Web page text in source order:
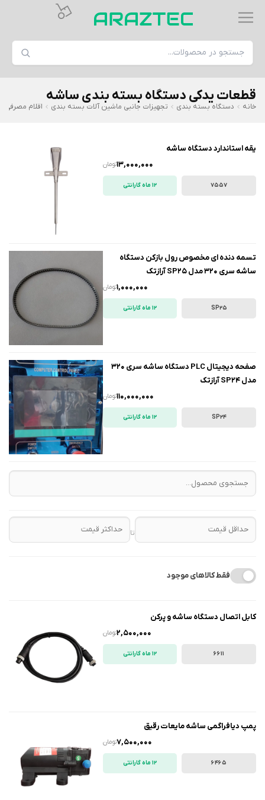
قطعات یدکی دستگاه بسته بندی ساشه
خانه دستگاه بسته بندی تجهیزات جانبی ماشین آلات بسته بندی اقلام مصرفی
یقه استاندارد دستگاه ساشه
تومان13,000,000
7557 12 ماه گارانتی
تسمه دنده ای مخصوص رول بازکن دستگاه
ساشه سری 320 مدل SP25 آرازتک
تومان1,000,000
SP25 12 ماه گارانتی
صفحه دیجیتال PLC دستگاه ساشه سری 320
مدل SP24 آرازتک
تومان110,000,000
SP24 12 ماه گارانتی
تا
فقط کالاهای موجود
کابل اتصال دستگاه ساشه و پرکن
تومان2,500,000
6611 12 ماه گارانتی
پمپ دیافراگمی ساشه مایعات رقیق
تومان7,500,000
6465 12 ماه گارانتی